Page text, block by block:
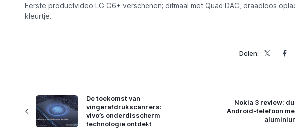
Eerste productvideo LG G6+ verschenen; ditmaal met Quad DAC, draadloos
kleurtje.
Delen:
De toekomst van
vingerafdrukscanners:
vivo’s onderdisscherm
technologie ontdekt
Nokia 3 review:
Android-telefoon